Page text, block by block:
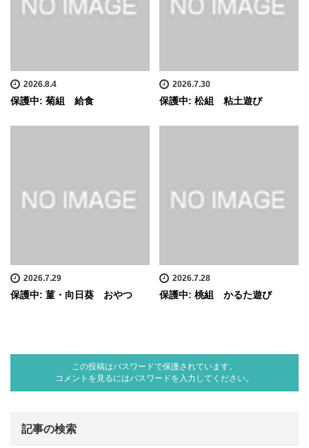
2026.8.4
保護中: 菊組 給食
2026.7.30
保護中: 松組 粘土遊び
2026.7.29
保護中: 菫・向日葵 おやつ
2026.7.28
保護中: 桃組 かるた遊び
この投稿はパスワードで保護されています。
コメントを見るにはパスワードを入力してください。
記事の検索